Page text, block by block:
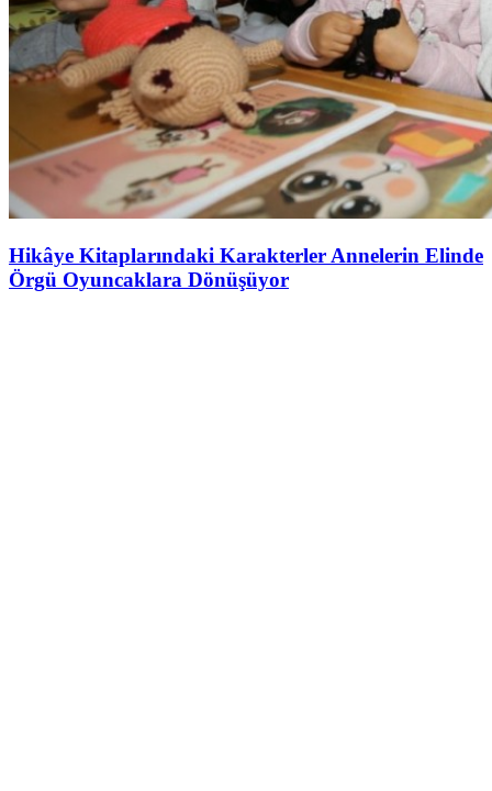
Hikâye Kitaplarındaki Karakterler Annelerin Elinde
Örgü Oyuncaklara Dönüşüyor